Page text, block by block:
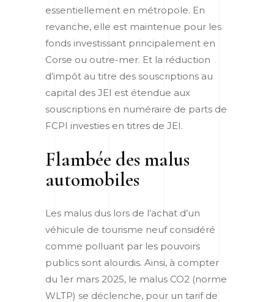
essentiellement en métropole. En
revanche, elle est maintenue pour les
fonds investissant principalement en
Corse ou outre-mer. Et la réduction
d’impôt au titre des souscriptions au
capital des JEI est étendue aux
souscriptions en numéraire de parts de
FCPI investies en titres de JEI.
Flambée des malus
automobiles
Les malus dus lors de l’achat d’un
véhicule de tourisme neuf considéré
comme polluant par les pouvoirs
publics sont alourdis. Ainsi, à compter
du 1er mars 2025, le malus CO2 (norme
WLTP) se déclenche, pour un tarif de